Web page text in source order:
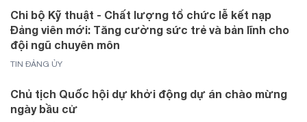
Chi bộ Kỹ thuật - Chất lượng tổ chức lễ kết nạp
Đảng viên mới: Tăng cường sức trẻ và bản lĩnh cho
đội ngũ chuyên môn
TIN ĐẢNG ỦY
Chủ tịch Quốc hội dự khởi động dự án chào mừng
ngày bầu cử